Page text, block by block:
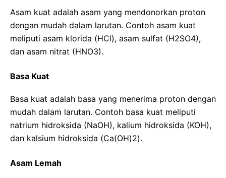
Asam kuat adalah asam yang mendonorkan proton
dengan mudah dalam larutan. Contoh asam kuat
meliputi asam klorida (HCl), asam sulfat (H2SO4),
dan asam nitrat (HNO3).
Basa Kuat
Basa kuat adalah basa yang menerima proton dengan
mudah dalam larutan. Contoh basa kuat meliputi
natrium hidroksida (NaOH), kalium hidroksida (KOH),
dan kalsium hidroksida (Ca(OH)2).
Asam Lemah